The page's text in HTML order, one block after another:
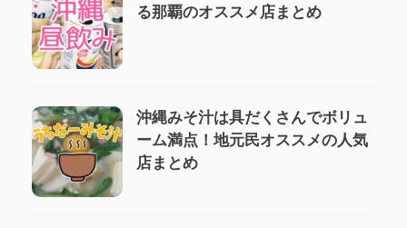
る那覇のオススメ店まとめ
沖縄みそ汁は具だくさんでボリュ
ーム満点！地元民オススメの人気
店まとめ